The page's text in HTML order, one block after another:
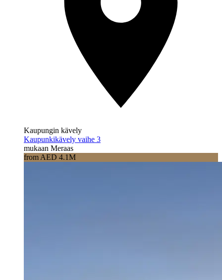
Kaupungin kävely
Kaupunkikävely vaihe 3
mukaan Meraas
from AED 4.1M